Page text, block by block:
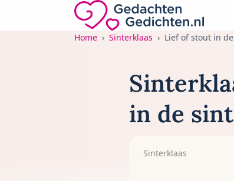
Direct naar de inhoud
Gedachten-Gedichten.nl — naar de
Home Sinterklaas Lief of stout in
in de
Sinterklaas